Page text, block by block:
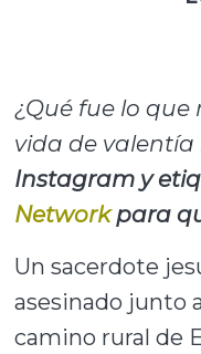
¿Qué fue lo
vida de valentía
Instagram y
Networkpara
Un sacerdote
asesinado junto
camino rural de